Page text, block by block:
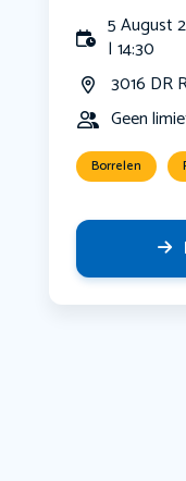
5 August
| 14:30
3016 DR
Geen
Borrelen